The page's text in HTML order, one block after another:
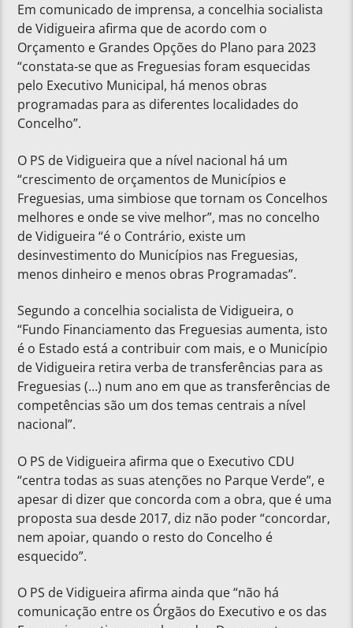
Em comunicado de imprensa, a concelhia socialista
de Vidigueira afirma que de acordo com o
Orçamento e Grandes Opções do Plano para 2023
“constata-se que as Freguesias foram esquecidas
pelo Executivo Municipal, há menos obras
programadas para as diferentes localidades do
Concelho”.
O PS de Vidigueira que a nível nacional há um
“crescimento de orçamentos de Municípios e
Freguesias, uma simbiose que tornam os Concelhos
melhores e onde se vive melhor”, mas no concelho
de Vidigueira “é o Contrário, existe um
desinvestimento do Municípios nas Freguesias,
menos dinheiro e menos obras Programadas”.
Segundo a concelhia socialista de Vidigueira, o
“Fundo Financiamento das Freguesias aumenta, isto
é o Estado está a contribuir com mais, e o Município
de Vidigueira retira verba de transferências para as
Freguesias (…) num ano em que as transferências de
competências são um dos temas centrais a nível
nacional”.
O PS de Vidigueira afirma que o Executivo CDU
“centra todas as suas atenções no Parque Verde”, e
apesar di dizer que concorda com a obra, que é uma
proposta sua desde 2017, diz não poder “concordar,
nem apoiar, quando o resto do Concelho é
esquecido”.
O PS de Vidigueira afirma ainda que “não há
comunicação entre os Órgãos do Executivo e os das